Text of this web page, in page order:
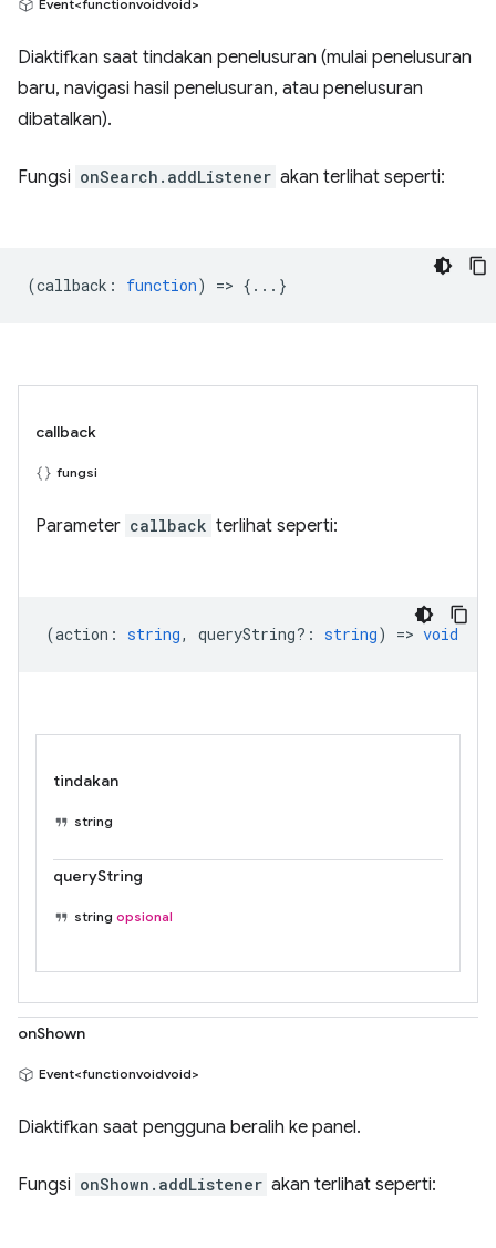
Event<functionvoidvoid>
Diaktifkan saat tindakan penelusuran (mulai penelusuran
baru, navigasi hasil penelusuran, atau penelusuran
dibatalkan).
Fungsi onSearch.addListener akan terlihat seperti:
(callback : function) => {...}
callback
fungsi
Parameter callback terlihat seperti:
(action : string, queryString? : string) => void
tindakan
string
queryString
string opsional
onShown
Event<functionvoidvoid>
Diaktifkan saat pengguna beralih ke panel.
Fungsi onShown.addListener akan terlihat seperti: